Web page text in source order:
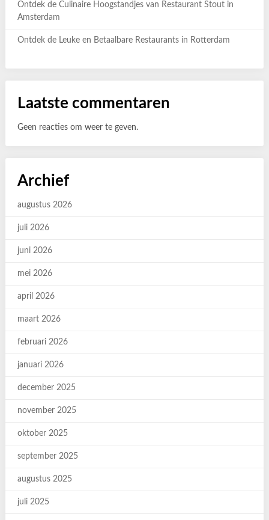
Ontdek de Culinaire Hoogstandjes van Restaurant Stout in
Amsterdam
Ontdek de Leuke en Betaalbare Restaurants in Rotterdam
Laatste commentaren
Geen reacties om weer te geven.
Archief
augustus 2026
juli 2026
juni 2026
mei 2026
april 2026
maart 2026
februari 2026
januari 2026
december 2025
november 2025
oktober 2025
september 2025
augustus 2025
juli 2025